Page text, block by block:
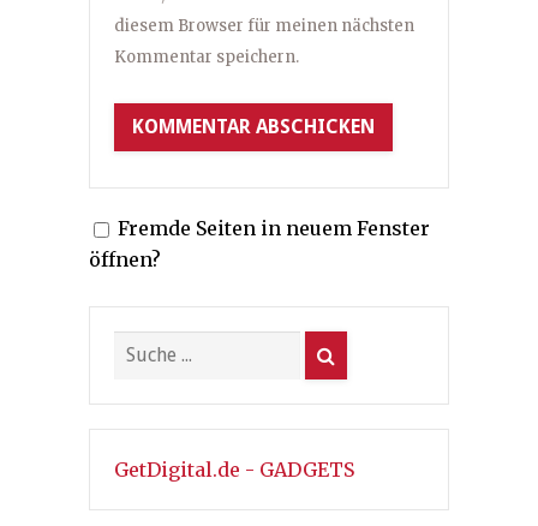
diesem Browser für meinen nächsten
Kommentar speichern.
Fremde Seiten in neuem Fenster
öffnen?
GetDigital.de - GADGETS